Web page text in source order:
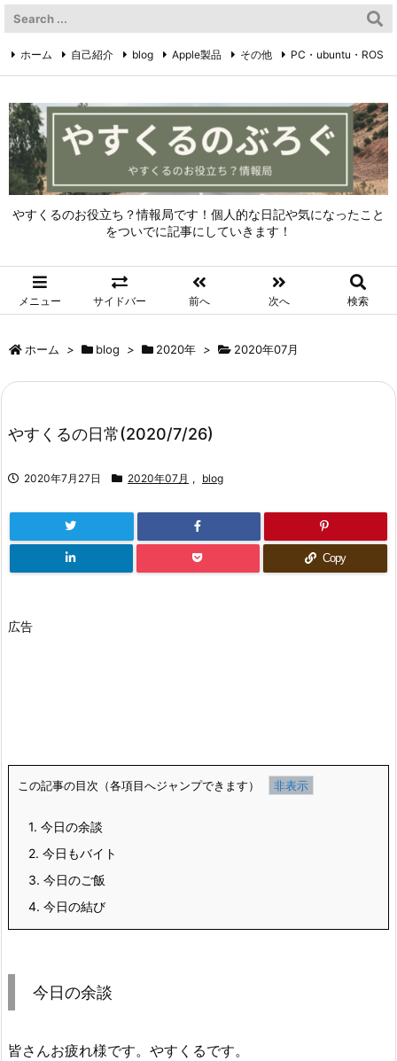
やすくるのお役立ち？情報局です！個人的な日記や気になったこと
をついでに記事にしていきます！
メニュー サイドバー 前へ 次へ 検索
ホーム 自己紹介 blog Apple製品 その他 PC・ubuntu・ROS
ホーム > blog > 2020年 > 2020年07月
やすくるの日常(2020/7/26)
2020年7月27日 2020年07月 , blog
Copy
広告
この記事の目次（各項目へジャンプできます）
1. 今日の余談
2. 今日もバイト
3. 今日のご飯
4. 今日の結び
今日の余談
皆さんお疲れ様です。やすくるです。